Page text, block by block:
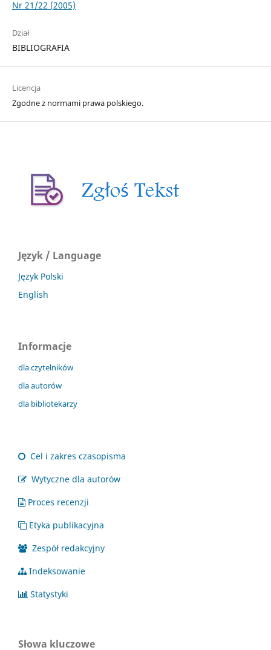
Nr 21/22 (2005)
Dział
BIBLIOGRAFIA
Licencja
Zgodne z normami prawa polskiego.
Język / Language
Język Polski
English
Informacje
dla czytelników
dla autorów
dla bibliotekarzy
Cel i zakres czasopisma
Wytyczne dla autorów
Proces recenzji
Etyka publikacyjna
Zespół redakcyjny
Indeksowanie
Statystyki
Słowa kluczowe